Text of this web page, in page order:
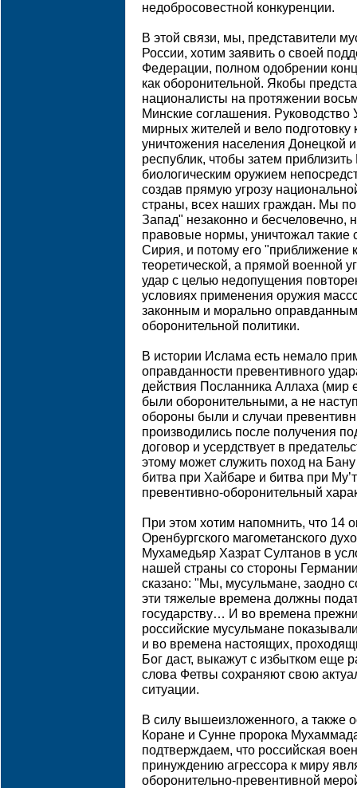
недобросовестной конкуренции.
В этой связи, мы, представители
России, хотим заявить о своей
Федерации, полном одобрении
как оборонительной. Якобы
националисты на протяжении
Минские соглашения. Руководство
мирных жителей и вело подготовку
уничтожения населения Донецкой
республик, чтобы затем
биологическим оружием
создав прямую угрозу
страны, всех наших граждан. Мы
Запад" незаконно и
правовые нормы, уничтожал такие
Сирия, и потому его "приближение
теоретической, а прямой военной
удар с целью недопущения
условиях применения оружия
законным и морально
оборонительной политики.
В истории Ислама есть немало
оправданности превентивного
действия Посланника Аллаха (мир
были оборонительными, а не
обороны были и случаи
производились после получения
договор и усердствует в
этому может служить поход на
битва при Хайбаре и битва при
превентивно-оборонительный
При этом хотим напомнить, что 14
Оренбургского магометанского
Мухамедьяр Хазрат Султанов в
нашей страны со стороны
сказано: "Мы, мусульмане, заодно
эти тяжелые времена должны
государству… И во времена
российские мусульмане
и во времена настоящих,
Бог даст, выкажут с избытком еще
слова Фетвы сохраняют свою
ситуации.
В силу вышеизложенного, а также
Коране и Сунне пророка
подтверждаем, что российская
принуждению агрессора к миру
оборонительно-превентивной